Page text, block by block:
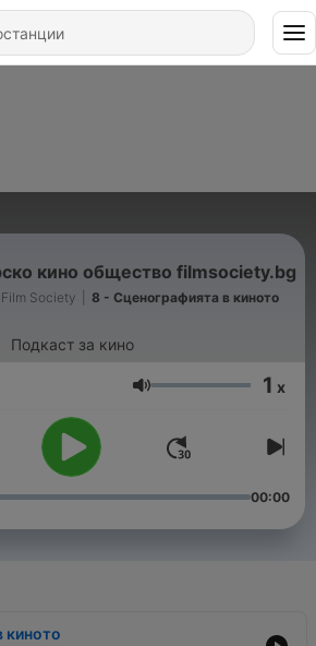
кино общество filmsociety.bg
Society 8 - Сценографията в киното
Подкаст за кино
Сила на звука
1 x
00:00
киното